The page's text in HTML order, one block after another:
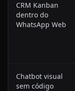
CRM Kanban
dentro do
WhatsApp Web
Chatbot visual
sem código